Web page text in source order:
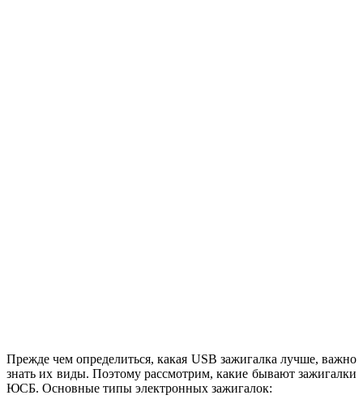
Прежде чем определиться, какая USB зажигалка лучше, важно
знать их виды. Поэтому рассмотрим, какие бывают зажигалки
ЮСБ. Основные типы электронных зажигалок: